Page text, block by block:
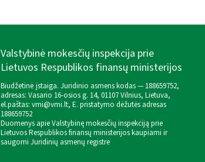
Valstybinė mokesčių inspekcija prie
Lietuvos Respublikos finansų ministerijos
Biudžetinė įstaiga. Juridinio asmens kodas — 188659752,
adresas: Vasario 16-osios g. 14, 01107 Vilnius, Lietuva,
el.paštas: vmi@vmi.lt, E. pristatymo dėžutės adresas
188659752
Duomenys apie Valstybinę mokesčių inspekciją prie
Lietuvos Respublikos finansų ministerijos kaupiami ir
saugomi Juridinių asmenų registre